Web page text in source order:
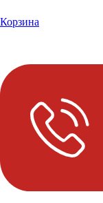
Корзина